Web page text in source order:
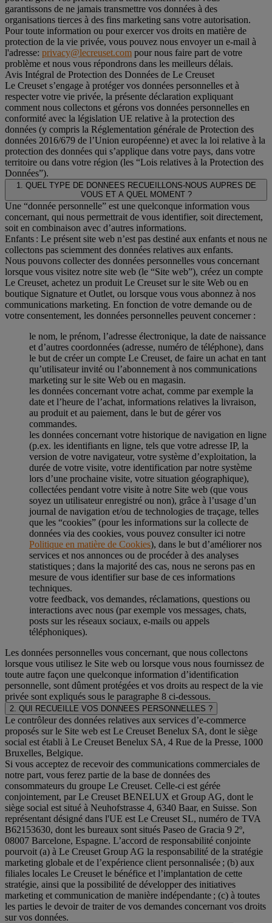
garantissons de ne jamais transmettre vos données à des
organisations tierces à des fins marketing sans votre autorisation.
Pour toute information ou pour exercer vos droits en matière de
protection de la vie privée, vous pouvez nous envoyer un e-mail à
l'adresse: privacy@lecreuset.com pour nous faire part de votre
problème et nous vous répondrons dans les meilleurs délais.
Avis Intégral de Protection des Données de Le Creuset
Le Creuset s’engage à protéger vos données personnelles et à
respecter votre vie privée, la présente déclaration expliquant
comment nous collectons et gérons vos données personnelles en
conformité avec la législation UE relative à la protection des
données (y compris la Réglementation générale de Protection des
données 2016/679 de l’Union européenne) et avec la loi relative à la
protection des données qui s’applique dans votre pays, dans votre
territoire ou dans votre région (les “Lois relatives à la Protection des
Données”).
1. QUEL TYPE DE DONNEES RECUEILLONS-NOUS AUPRES DE
VOUS ET A QUEL MOMENT ?
Une “donnée personnelle” est une quelconque information vous
concernant, qui nous permettrait de vous identifier, soit directement,
soit en combinaison avec d’autres informations.
Enfants : Le présent site web n’est pas destiné aux enfants et nous ne
collectons pas sciemment des données relatives aux enfants.
Nous pouvons collecter des données personnelles vous concernant
lorsque vous visitez notre site web (le “Site web”), créez un compte
Le Creuset, achetez un produit Le Creuset sur le site Web ou en
boutique Signature et Outlet, ou lorsque vous vous abonnez à nos
communications marketing. En fonction de votre demande ou de
votre consentement, les données personnelles peuvent concerner :
le nom, le prénom, l’adresse électronique, la date de naissance
et d’autres coordonnées (adresse, numéro de téléphone), dans
le but de créer un compte Le Creuset, de faire un achat en tant
qu’utilisateur invité ou l’abonnement à nos communications
marketing sur le site Web ou en magasin.
les données concernant votre achat, comme par exemple la
date et l’heure de l’achat, informations relatives la livraison,
au produit et au paiement, dans le but de gérer vos
commandes.
les données concernant votre historique de navigation en ligne
(p.ex. les identifiants en ligne, tels que votre adresse IP, la
version de votre navigateur, votre système d’exploitation, la
durée de votre visite, votre identification par notre système
lors d’une prochaine visite, votre situation géographique),
collectées pendant votre visite à notre Site web (que vous
soyez un utilisateur enregistré ou non), grâce à l’usage d’un
journal de navigation et/ou de technologies de traçage, telles
que les “cookies” (pour les informations sur la collecte de
données via des cookies, vous pouvez consulter ici notre
Politique en matière de Cookies), dans le but d’améliorer nos
services et nos annonces ou de procéder à des analyses
statistiques ; dans la majorité des cas, nous ne serons pas en
mesure de vous identifier sur base de ces informations
techniques.
votre feedback, vos demandes, réclamations, questions ou
interactions avec nous (par exemple vos messages, chats,
posts sur les réseaux sociaux, e-mails ou appels
téléphoniques).
Les données personnelles vous concernant, que nous collectons
lorsque vous utilisez le Site web ou lorsque vous nous fournissez de
toute autre façon une quelconque information d’identification
personnelle, sont dûment protégées et vos droits au respect de la vie
privée sont expliqués sous le paragraphe 8 ci-dessous.
2. QUI RECUEILLE VOS DONNEES PERSONNELLES ?
Le contrôleur des données relatives aux services d’e-commerce
proposés sur le Site web est Le Creuset Benelux SA, dont le siège
social est établi à Le Creuset Benelux SA, 4 Rue de la Presse, 1000
Bruxelles, Belgique.
Si vous acceptez de recevoir des communications commerciales de
notre part, vous ferez partie de la base de données des
consommateurs du groupe Le Creuset. Celle-ci est gérée
conjointement, par Le Creuset BENELUX et Group AG, dont le
siège social est situé à Neuhofstrasse 4, 6340 Baar, en Suisse. Son
représentant désigné dans l'UE est Le Creuset SL, numéro de TVA
B62153630, dont les bureaux sont situés Paseo de Gracia 9 2º,
08007 Barcelone, Espagne. L’accord de responsabilité conjointe
pourvoit (a) à Le Creuset Group AG la responsabilité de la stratégie
marketing globale et de l’expérience client personnalisée ; (b) aux
filiales locales Le Creuset le bénéfice et l’implantation de cette
stratégie, ainsi que la possibilité de développer des initiatives
marketing et communication de manière indépendante ; (c) à toutes
les parties le devoir de traiter de vos demandes concernant vos droits
sur vos données.